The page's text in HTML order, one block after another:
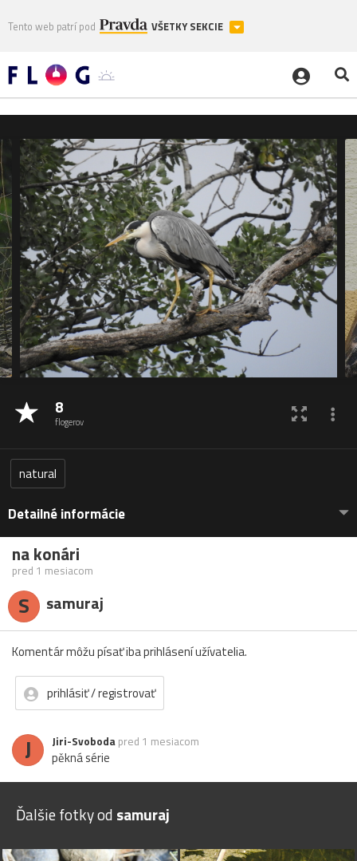
Tento web patrí pod VŠETKY SEKCIE
8
flogerov
natural
Detailné informácie
na konári
pred 1 mesiacom
S samuraj
Komentár môžu písať iba prihlásení užívatelia.
prihlásiť / registrovať
J Jiri-Svoboda pred 1 mesiacom
pěkná série
Ďalšie fotky od samuraj